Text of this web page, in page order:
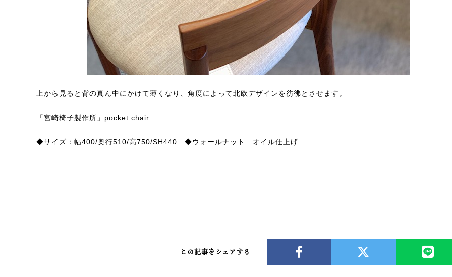
上から見ると背の真ん中にかけて薄くなり、角度によって北欧デザインを彷彿とさせます。
「宮崎椅子製作所」pocket chair
◆サイズ：幅400/奥行510/高750/SH440 ◆ウォールナット オイル仕上げ
この記事をシェアする